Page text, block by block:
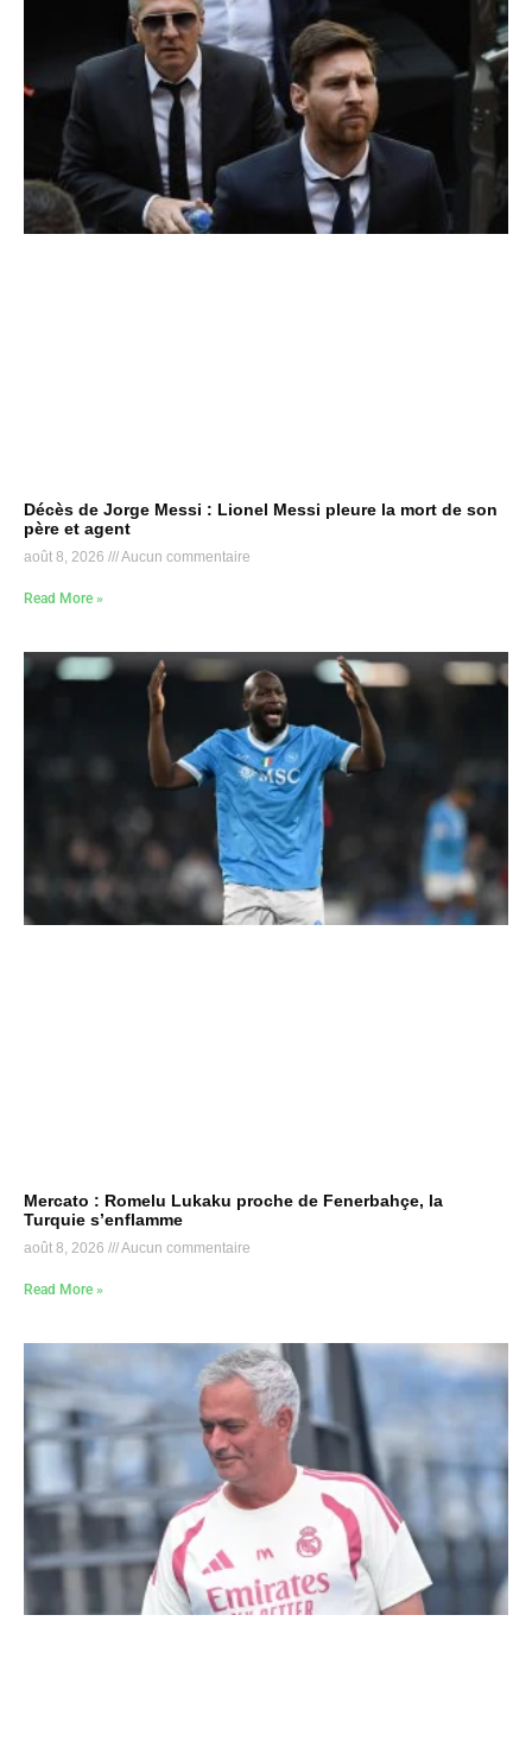
Décès de Jorge Messi : Lionel Messi pleure la mort de son
père et agent
août 8, 2026 Aucun commentaire
Read More »
Mercato : Romelu Lukaku proche de Fenerbahçe, la
Turquie s’enflamme
août 8, 2026 Aucun commentaire
Read More »